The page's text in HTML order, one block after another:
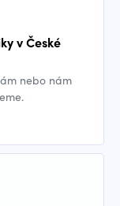
v České
nebo nám